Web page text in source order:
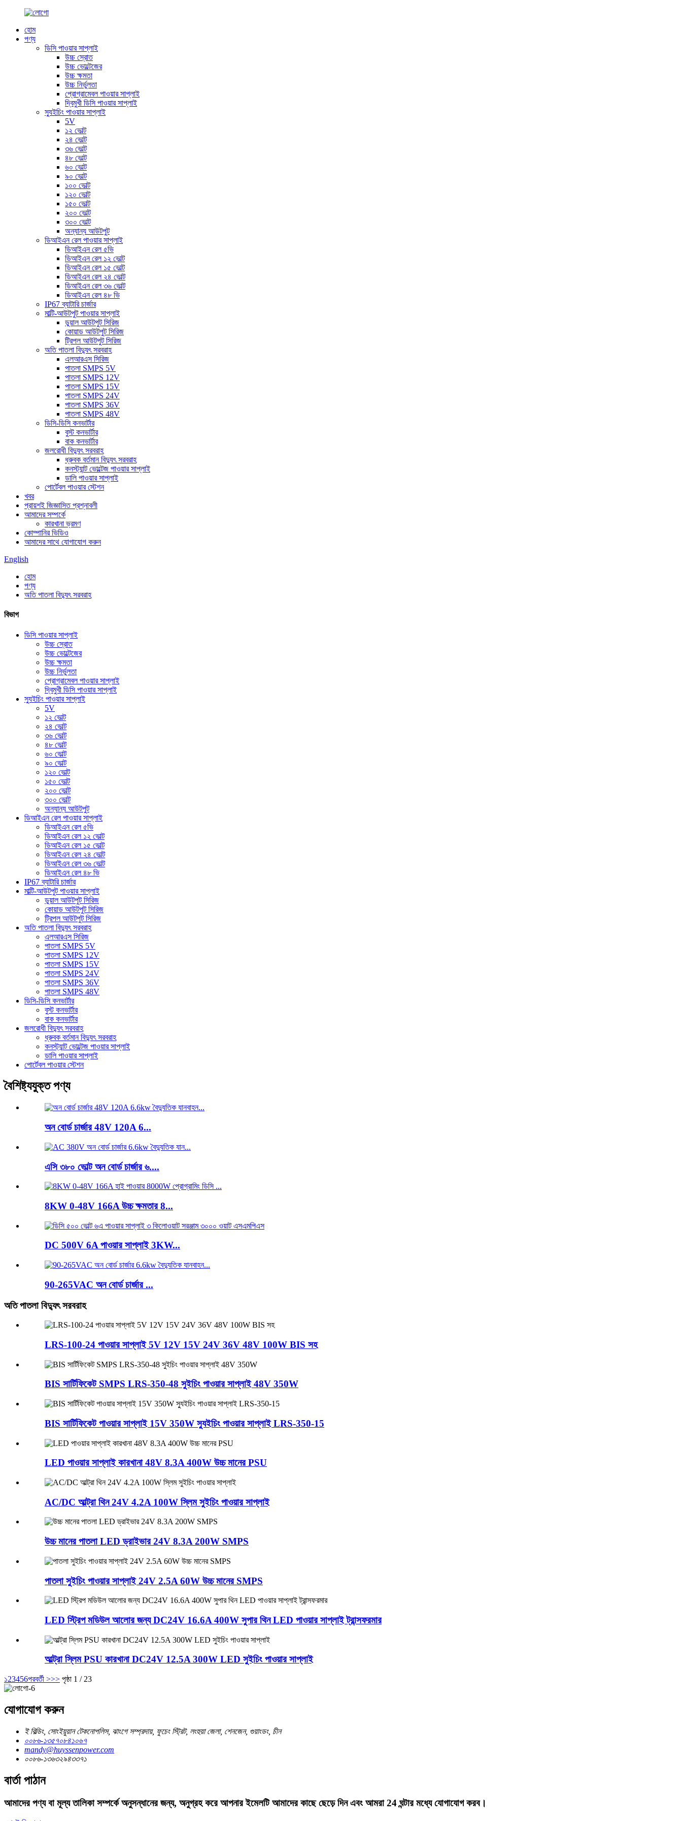
হোম
পণ্য
ডিসি পাওয়ার সাপ্লাই
উচ্চ স্রোত
উচ্চ ভোল্টেজের
উচ্চ ক্ষমতা
উচ্চ নির্ভুলতা
প্রোগ্রামেবল পাওয়ার সাপ্লাই
দ্বিমুখী ডিসি পাওয়ার সাপ্লাই
স্যুইচিং পাওয়ার সাপ্লাই
5V
১২ ভোল্ট
২৪ ভোল্ট
৩৬ ভোল্ট
৪৮ ভোল্ট
৬০ ভোল্ট
৯০ ভোল্ট
১০০ ভোল্ট
১২০ ভোল্ট
১৫০ ভোল্ট
২০০ ভোল্ট
৩০০ ভোল্ট
অন্যান্য আউটপুট
ডিআইএন রেল পাওয়ার সাপ্লাই
ডিআইএন রেল ৫ভি
ডিআইএন রেল ১২ ভোল্ট
ডিআইএন রেল ১৫ ভোল্ট
ডিআইএন রেল ২৪ ভোল্ট
ডিআইএন রেল ৩৬ ভোল্ট
ডিআইএন রেল ৪৮ ভি
IP67 ব্যাটারি চার্জার
মাল্টি-আউটপুট পাওয়ার সাপ্লাই
ডুয়াল আউটপুট সিরিজ
কোয়াড আউটপুট সিরিজ
ট্রিপল আউটপুট সিরিজ
অতি পাতলা বিদ্যুৎ সরবরাহ
এলআরএস সিরিজ
পাতলা SMPS 5V
পাতলা SMPS 12V
পাতলা SMPS 15V
পাতলা SMPS 24V
পাতলা SMPS 36V
পাতলা SMPS 48V
ডিসি-ডিসি কনভার্টার
বুস্ট কনভার্টার
বাক কনভার্টার
জলরোধী বিদ্যুৎ সরবরাহ
ধ্রুবক বর্তমান বিদ্যুৎ সরবরাহ
কনস্ট্যান্ট ভোল্টেজ পাওয়ার সাপ্লাই
ডালি পাওয়ার সাপ্লাই
পোর্টেবল পাওয়ার স্টেশন
খবর
প্রায়শই জিজ্ঞাসিত প্রশ্নাবলী
আমাদের সম্পর্কে
কারখানা ভ্রমণ
কোম্পানির ভিডিও
আমাদের সাথে যোগাযোগ করুন
English
হোম
পণ্য
অতি পাতলা বিদ্যুৎ সরবরাহ
বিভাগ
ডিসি পাওয়ার সাপ্লাই
উচ্চ স্রোত
উচ্চ ভোল্টেজের
উচ্চ ক্ষমতা
উচ্চ নির্ভুলতা
প্রোগ্রামেবল পাওয়ার সাপ্লাই
দ্বিমুখী ডিসি পাওয়ার সাপ্লাই
স্যুইচিং পাওয়ার সাপ্লাই
5V
১২ ভোল্ট
২৪ ভোল্ট
৩৬ ভোল্ট
৪৮ ভোল্ট
৬০ ভোল্ট
৯০ ভোল্ট
১২০ ভোল্ট
১৫০ ভোল্ট
২০০ ভোল্ট
৩০০ ভোল্ট
অন্যান্য আউটপুট
ডিআইএন রেল পাওয়ার সাপ্লাই
ডিআইএন রেল ৫ভি
ডিআইএন রেল ১২ ভোল্ট
ডিআইএন রেল ১৫ ভোল্ট
ডিআইএন রেল ২৪ ভোল্ট
ডিআইএন রেল ৩৬ ভোল্ট
ডিআইএন রেল ৪৮ ভি
IP67 ব্যাটারি চার্জার
মাল্টি-আউটপুট পাওয়ার সাপ্লাই
ডুয়াল আউটপুট সিরিজ
কোয়াড আউটপুট সিরিজ
ট্রিপল আউটপুট সিরিজ
অতি পাতলা বিদ্যুৎ সরবরাহ
এলআরএস সিরিজ
পাতলা SMPS 5V
পাতলা SMPS 12V
পাতলা SMPS 15V
পাতলা SMPS 24V
পাতলা SMPS 36V
পাতলা SMPS 48V
ডিসি-ডিসি কনভার্টার
বুস্ট কনভার্টার
বাক কনভার্টার
জলরোধী বিদ্যুৎ সরবরাহ
ধ্রুবক বর্তমান বিদ্যুৎ সরবরাহ
কনস্ট্যান্ট ভোল্টেজ পাওয়ার সাপ্লাই
ডালি পাওয়ার সাপ্লাই
পোর্টেবল পাওয়ার স্টেশন
বৈশিষ্ট্যযুক্ত পণ্য
অন ​​বোর্ড চার্জার 48V 120A 6...
এসি ৩৮০ ভোল্ট অন বোর্ড চার্জার ৬....
8KW 0-48V 166A উচ্চ ক্ষমতার 8...
DC 500V 6A পাওয়ার সাপ্লাই 3KW...
90-265VAC অন বোর্ড চার্জার ...
অতি পাতলা বিদ্যুৎ সরবরাহ
LRS-100-24 পাওয়ার সাপ্লাই 5V 12V 15V 24V 36V 48V 100W BIS সহ
BIS সার্টিফিকেট SMPS LRS-350-48 সুইচিং পাওয়ার সাপ্লাই 48V 350W
BIS সার্টিফিকেট পাওয়ার সাপ্লাই 15V 350W স্যুইচিং পাওয়ার সাপ্লাই LRS-350-15
LED পাওয়ার সাপ্লাই কারখানা 48V 8.3A 400W উচ্চ মানের PSU
AC/DC আল্ট্রা থিন 24V 4.2A 100W স্লিম সুইচিং পাওয়ার সাপ্লাই
উচ্চ মানের পাতলা LED ড্রাইভার 24V 8.3A 200W SMPS
পাতলা সুইচিং পাওয়ার সাপ্লাই 24V 2.5A 60W উচ্চ মানের SMPS
LED স্ট্রিপ মডিউল আলোর জন্য DC24V 16.6A 400W সুপার থিন LED পাওয়ার সাপ্লাই ট্রান্সফরমার
আল্ট্রা স্লিম PSU কারখানা DC24V 12.5A 300W LED সুইচিং পাওয়ার সাপ্লাই
১23456পরবর্তী >>> পৃষ্ঠা 1 / 23
যোগাযোগ করুন
ই বিল্ডিং, সোংইয়ুয়ান টেকনোপলিস, ঝাংগে সম্প্রদায়, ফুচেং স্ট্রিট, লংহুয়া জেলা, শেনজেন, গুয়াংডং, চীন
০০৮৬-১৩৫৭০৮৪১০৬৭
mandy@huyssenpower.com
০০৮৬-১৩৬৩২৯৪৩৩৭১
বার্তা পাঠান
আমাদের পণ্য বা মূল্য তালিকা সম্পর্কে অনুসন্ধানের জন্য, অনুগ্রহ করে আপনার ইমেলটি আমাদের কাছে ছেড়ে দিন এবং আমরা 24 ঘন্টার মধ্যে যোগাযোগ করব।